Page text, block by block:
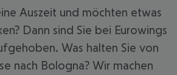
Auszeit und möchten etwas
Dann sind Sie bei Eurowings
Was halten Sie von
nach Bologna? Wir machen